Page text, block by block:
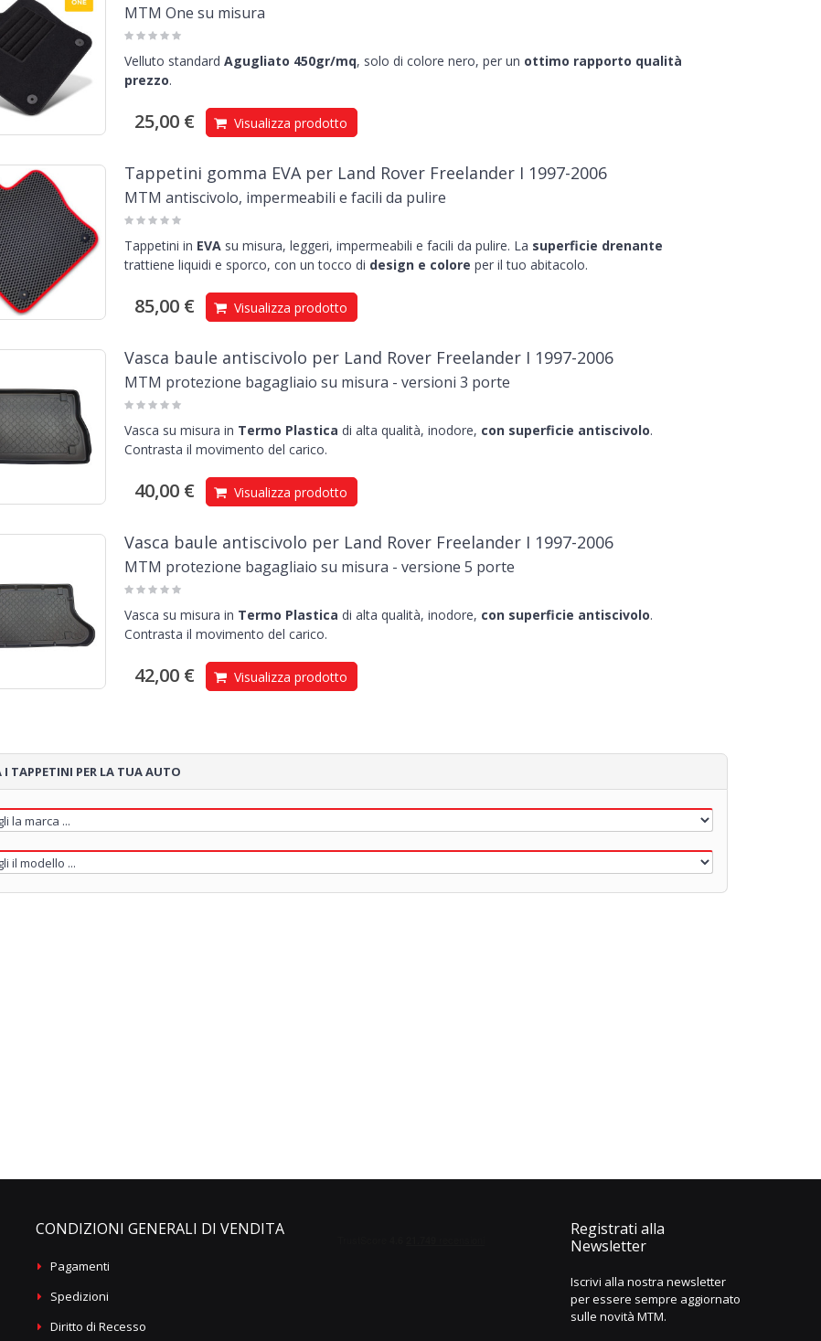
MTM One su misura
Velluto standard Agugliato 450gr/mq, solo di colore nero, per un ottimo rapporto qualità
prezzo.
25,00 € Visualizza prodotto
Tappetini gomma EVA per Land Rover Freelander I 1997-2006
MTM antiscivolo, impermeabili e facili da pulire
Tappetini in EVAsu misura, leggeri, impermeabili e facili da pulire. La superficie drenante
trattiene liquidi e sporco, con un tocco di design e colore per il tuo abitacolo.
85,00 € Visualizza prodotto
Vasca baule antiscivolo per Land Rover Freelander I 1997-2006
MTM protezione bagagliaio su misura - versioni 3 porte
Vasca su misura in Termo Plastica di alta qualità, inodore, con superficie antiscivolo.
Contrasta il movimento del carico.
40,00 € Visualizza prodotto
Vasca baule antiscivolo per Land Rover Freelander I 1997-2006
MTM protezione bagagliaio su misura - versione 5 porte
Vasca su misura in Termo Plastica di alta qualità, inodore, con superficie antiscivolo.
Contrasta il movimento del carico.
42,00 € Visualizza prodotto
I TAPPETINI PER LA TUA AUTO
CONDIZIONI GENERALI DI VENDITA
Pagamenti
Spedizioni
Diritto di Recesso
Registrati alla
Newsletter
Iscrivi alla nostra newsletter
per essere sempre aggiornato
sulle novità MTM.